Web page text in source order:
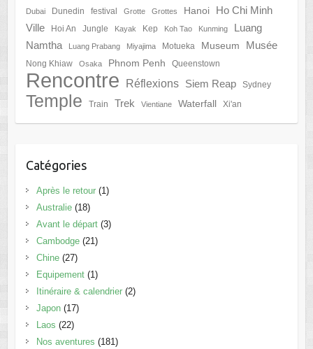
Dubai Dunedin festival Grotte Grottes Hanoi
Ho Chi Minh
Ville
Hoi An Jungle Kayak Kep Koh Tao Kunming
Luang
Namtha
Luang Prabang Miyajima Motueka Museum Musée
Nong Khiaw Osaka Phnom Penh Queenstown
Rencontre Réflexions Siem Reap Sydney
Temple Train Trek Vientiane Waterfall Xi'an
Catégories
Après le retour(1)
Australie(18)
Avant le départ(3)
Cambodge(21)
Chine(27)
Equipement(1)
Itinéraire & calendrier(2)
Japon(17)
Laos (22)
Nos aventures (181)